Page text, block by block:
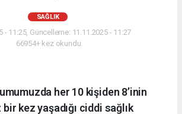
SAĞLIK
- 11:25, Güncelleme: 11.11.2025 - 11:27
66954+ kez okundu.
her 10 kişiden 8’inin
bir kez yaşadığı ciddi sağlık